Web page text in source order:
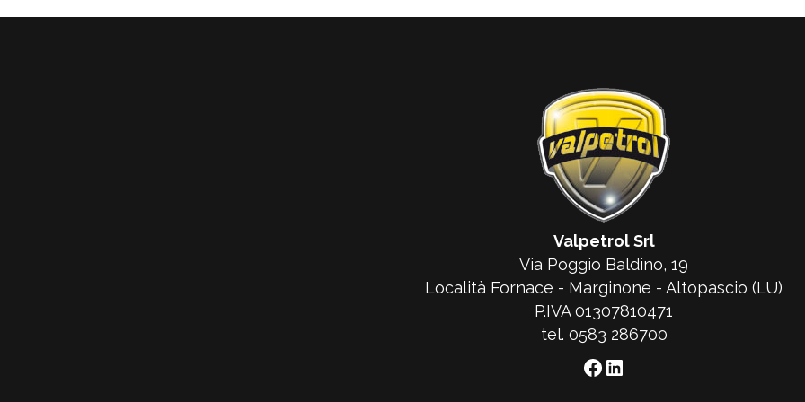
Valpetrol Srl
Via Poggio Baldino, 19
Località Fornace - Marginone - Altopascio (LU)
P.IVA 01307810471
tel. 0583 286700
Facebook
LinkedIn